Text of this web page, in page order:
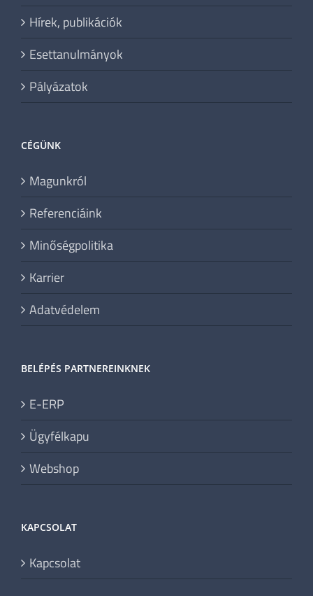
Hírek, publikációk
Esettanulmányok
Pályázatok
CÉGÜNK
Magunkról
Referenciáink
Minőségpolitika
Karrier
Adatvédelem
BELÉPÉS PARTNEREINKNEK
E-ERP
Ügyfélkapu
Webshop
KAPCSOLAT
Kapcsolat